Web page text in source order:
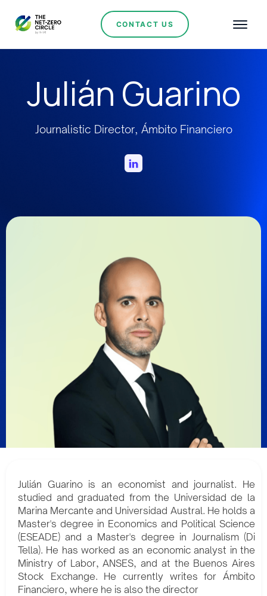
CONTACT US
Julián Guarino
Journalistic Director, Ámbito Financiero
Julián Guarino is an economist and journalist. He
studied and graduated from the Universidad de la
Marina Mercante and Universidad Austral. He holds a
Master's degree in Economics and Political Science
(ESEADE) and a Master's degree in Journalism (Di
Tella). He has worked as an economic analyst in the
Ministry of Labor, ANSES, and at the Buenos Aires
Stock Exchange. He currently writes for Ámbito
Financiero, where he is also the director